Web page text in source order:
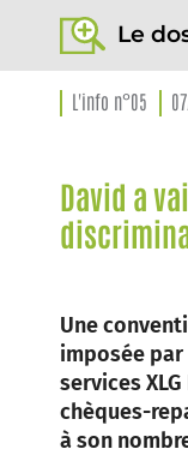
Le
L'info n°05
David a
Une
imposée
services
chèques-
à son